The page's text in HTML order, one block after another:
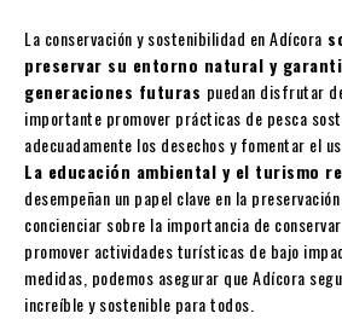
La conservación y sostenibilidad en Adícora
preservar su entorno natural y
generaciones futuras puedan disfrutar
importante promover prácticas de pesca
adecuadamente los desechos y fomentar el
La educación ambiental y el turismo
desempeñan un papel clave en la
concienciar sobre la importancia de
promover actividades turísticas de bajo
medidas, podemos asegurar que Adícora
increíble y sostenible para todos.